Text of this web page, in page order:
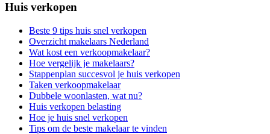
Huis verkopen
Beste 9 tips huis snel verkopen
Overzicht makelaars Nederland
Wat kost een verkoopmakelaar?
Hoe vergelijk je makelaars?
Stappenplan succesvol je huis verkopen
Taken verkoopmakelaar
Dubbele woonlasten, wat nu?
Huis verkopen belasting
Hoe je huis snel verkopen
Tips om de beste makelaar te vinden